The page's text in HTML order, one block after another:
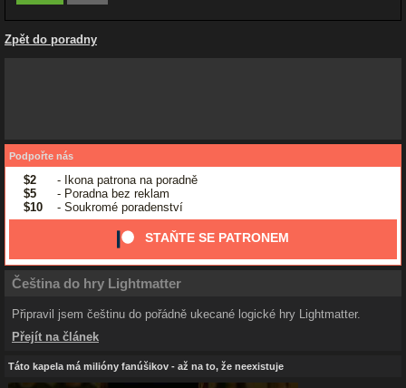
Zpět do poradny
Podpořte nás
$2
- Ikona patrona na poradně
$5
- Poradna bez reklam
$10
- Soukromé poradenství
STAŇTE SE PATRONEM
Čeština do hry Lightmatter
Připravil jsem češtinu do pořádně ukecané logické hry Lightmatter.
Přejít na článek
Táto kapela má milióny fanúšikov - až na to, že neexistuje